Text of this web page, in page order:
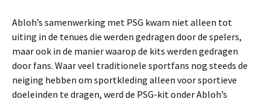
Abloh’s samenwerking met PSG kwam niet alleen tot
uiting in de tenues die werden gedragen door de spelers,
maar ook in de manier waarop de kits werden gedragen
door fans. Waar veel traditionele sportfans nog steeds de
neiging hebben om sportkleding alleen voor sportieve
doeleinden te dragen, werd de PSG-kit onder Abloh’s